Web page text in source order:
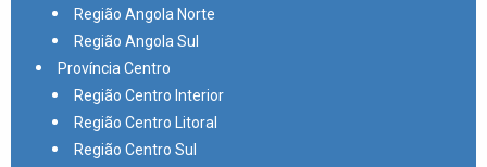
Região Angola Norte
Região Angola Sul
Província Centro
Região Centro Interior
Região Centro Litoral
Região Centro Sul